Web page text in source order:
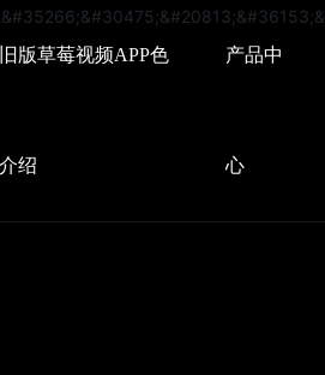
旧版草莓视频APP色
介绍
产品中
心